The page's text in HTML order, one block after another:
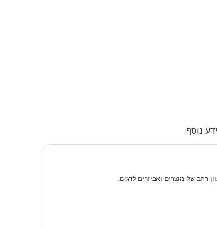
נוסף
רחב של מוצרים ואביזרים לדגים.